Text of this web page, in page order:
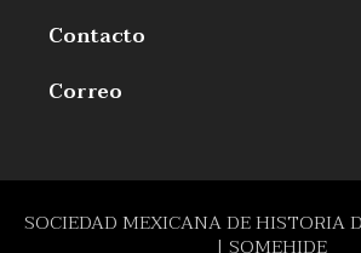
Contacto
Correo
SOCIEDAD MEXICANA DE HISTORIA